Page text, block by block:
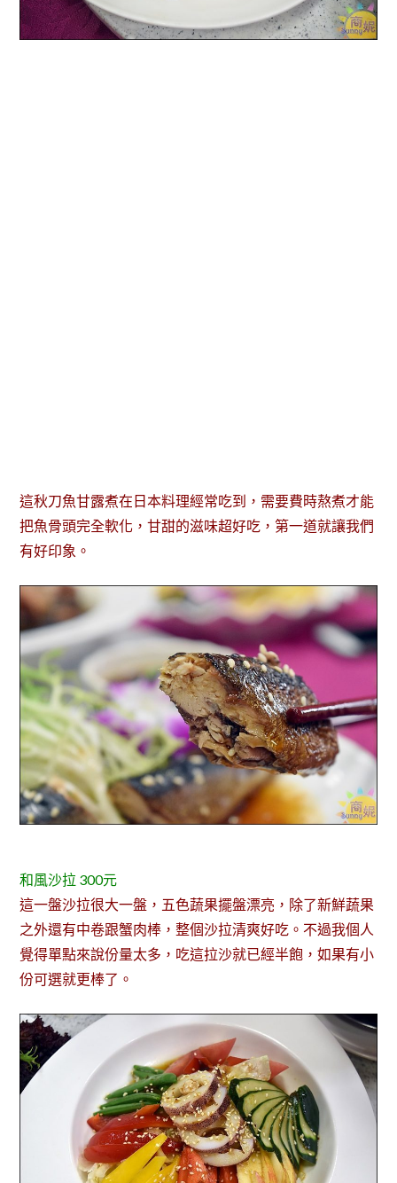
這秋刀魚甘露煮在日本料理經常吃到，需要費時熬煮才能
把魚骨頭完全軟化，甘甜的滋味超好吃，第一道就讓我們
有好印象。
和風沙拉 300元
這一盤沙拉很大一盤，五色蔬果擺盤漂亮，除了新鮮蔬果
之外還有中卷跟蟹肉棒，整個沙拉清爽好吃。不過我個人
覺得單點來說份量太多，吃這拉沙就已經半飽，如果有小
份可選就更棒了。